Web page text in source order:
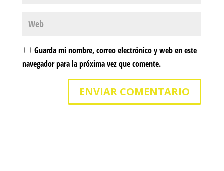
Guarda mi nombre, correo electrónico y web en este
navegador para la próxima vez que comente.